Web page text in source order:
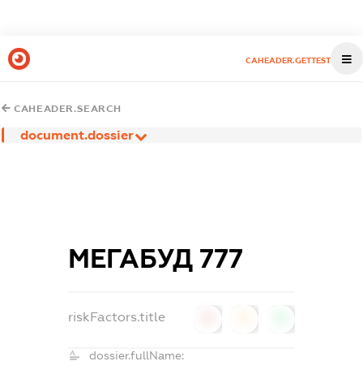
CAHEADER.GETTEST
CAHEADER.SEARCH
document.dossier
МЕГАБУД 777
riskFactors.title
dossier.fullName: